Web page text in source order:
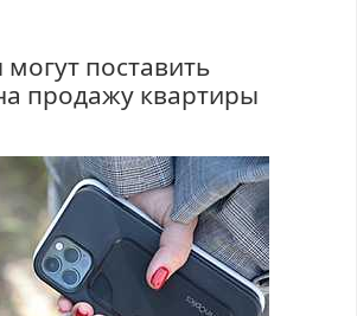
поставить
продажу квартиры